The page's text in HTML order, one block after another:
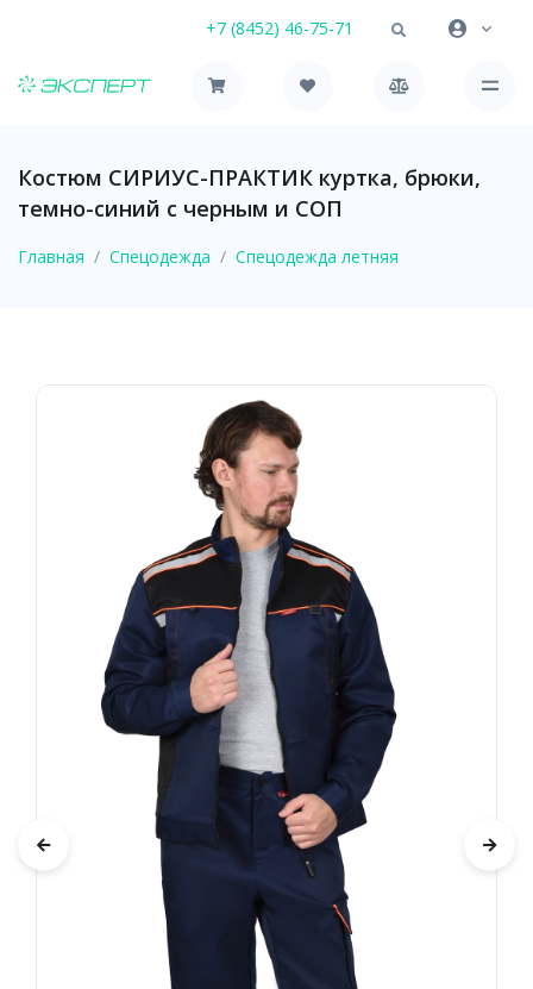
+7 (8452) 46-75-71
Костюм СИРИУС-ПРАКТИК куртка, брюки,
темно-синий с черным и СОП
Главная Спецодежда Спецодежда летняя